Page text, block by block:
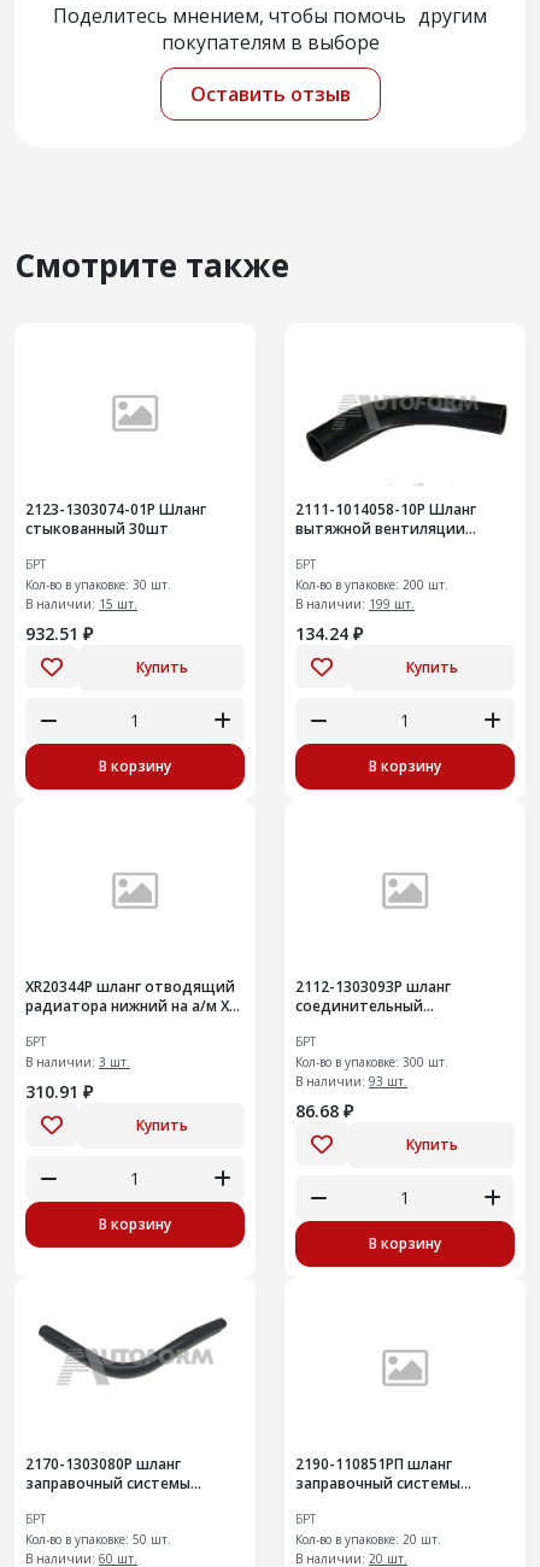
Поделитесь мнением, чтобы помочь другим
покупателям в выборе
Оставить отзыв
Смотрите также
2123-1303074-01Р Шланг
стыкованный 30шт
БРТ
Кол-во в упаковке: 30 шт.
В наличии: 15 шт.
932.51 ₽
Купить
В корзину
2111-1014058-10Р Шланг
вытяжной вентиляции
БРТ
Кол-во в упаковке: 200 шт.
В наличии: 199 шт.
134.24 ₽
Купить
В корзину
ХR20344Р шланг отводящий
радиатора нижний на а/м X-
БРТ
В наличии: 3 шт.
310.91 ₽
Купить
В корзину
2112-1303093Р шланг
соединительный
термостата и трубы
БРТ
Кол-во в упаковке: 300 шт.
В наличии: 93 шт.
86.68 ₽
Купить
В корзину
2170-1303080Р шланг
заправочный системы
БРТ
Кол-во в упаковке: 50 шт.
В наличии: 60 шт.
2190-110851РП шланг
заправочный системы
БРТ
Кол-во в упаковке: 20 шт.
В наличии: 20 шт.